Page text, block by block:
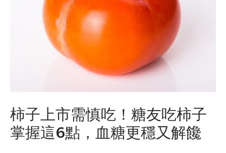
柿子上市需慎吃！糖友吃柿子
掌握這6點，血糖更穩又解饞